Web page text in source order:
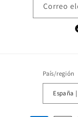
Correo
País/región